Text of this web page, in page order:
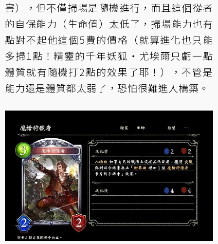
害），但不僅掃場是隨機進行，而且這個從者
的自保能力（生命值）太低了，掃場能力也有
點對不起他這個5費的價格（就算進化也只能
多掃1點！精靈的千年妖狐‧尤埃爾只虧一點
體質就有隨機打2點的效果了耶！），不管是
能力還是體質都太弱了，恐怕很難進入構築。